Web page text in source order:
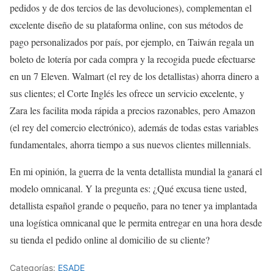
pedidos y de dos tercios de las devoluciones), complementan el
excelente diseño de su plataforma online, con sus métodos de
pago personalizados por país, por ejemplo, en Taiwán regala un
boleto de lotería por cada compra y la recogida puede efectuarse
en un 7 Eleven. Walmart (el rey de los detallistas) ahorra dinero a
sus clientes; el Corte Inglés les ofrece un servicio excelente, y
Zara les facilita moda rápida a precios razonables, pero Amazon
(el rey del comercio electrónico), además de todas estas variables
fundamentales, ahorra tiempo a sus nuevos clientes millennials.
En mi opinión, la guerra de la venta detallista mundial la ganará el
modelo omnicanal. Y la pregunta es: ¿Qué excusa tiene usted,
detallista español grande o pequeño, para no tener ya implantada
una logística omnicanal que le permita entregar en una hora desde
su tienda el pedido online al domicilio de su cliente?
Categorías: ESADE